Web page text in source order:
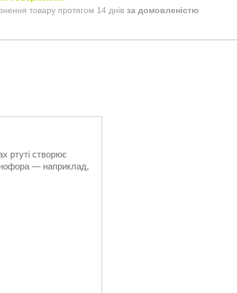
товару протягом 14 днів за домовленістю
ртуті створює
— наприклад,